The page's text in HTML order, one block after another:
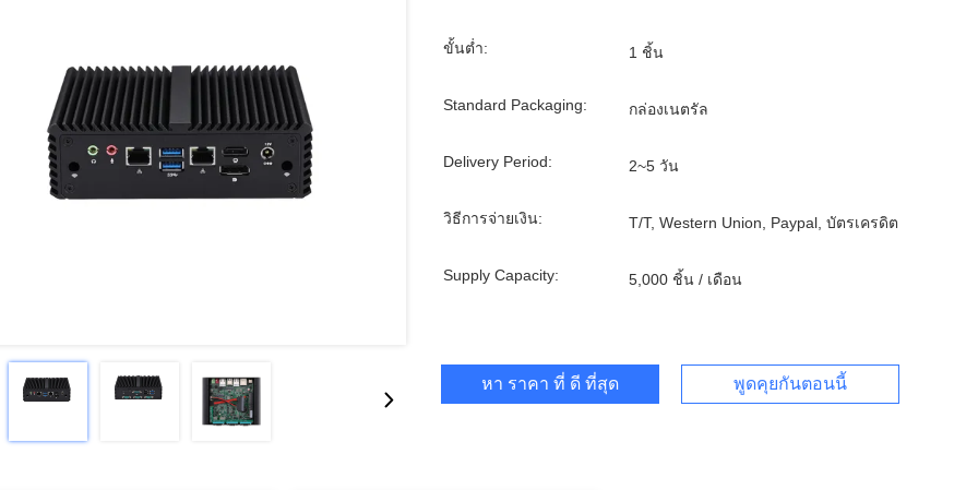
ขั้นต่ำ: 1 ชิ้น
Standard Packaging: กล่องเนตรัล
Delivery Period: 2~5 วัน
วิธีการจ่ายเงิน: T/T, Western Union, Paypal, บัตรเครดิต
Supply Capacity: 5,000 ชิ้น / เดือน
หา ราคา ที่ ดี ที่สุด พูดคุยกันตอนนี้